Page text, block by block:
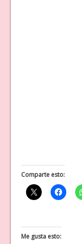
Comparte esto:
Me gusta esto: